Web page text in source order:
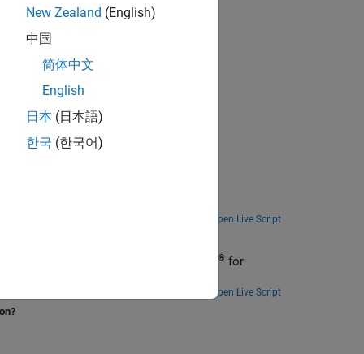
Open Live Script
® for
Open Live Script
New Zealand (English)
中国
简体中文
English
日本 (日本語)
한국 (한국어)